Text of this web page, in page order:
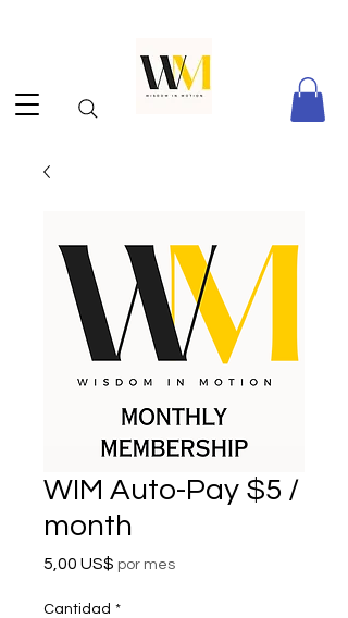
WIM Auto-Pay $5 /
month
5,00 US$ Precio
por mes
Cantidad *